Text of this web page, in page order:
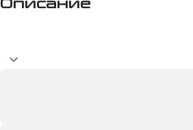
Описание